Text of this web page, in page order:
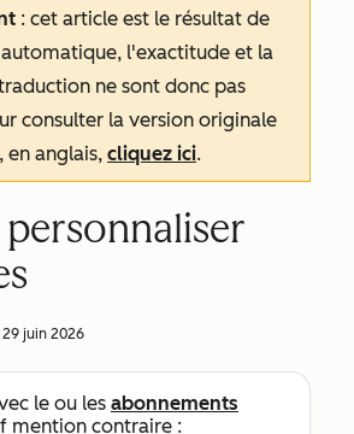
: cet article est le résultat de
l'exactitude et la
ne sont donc pas
consulter la version originale
en anglais, cliquez ici.
29 juin 2026
le ou les abonnements
mention contraire :